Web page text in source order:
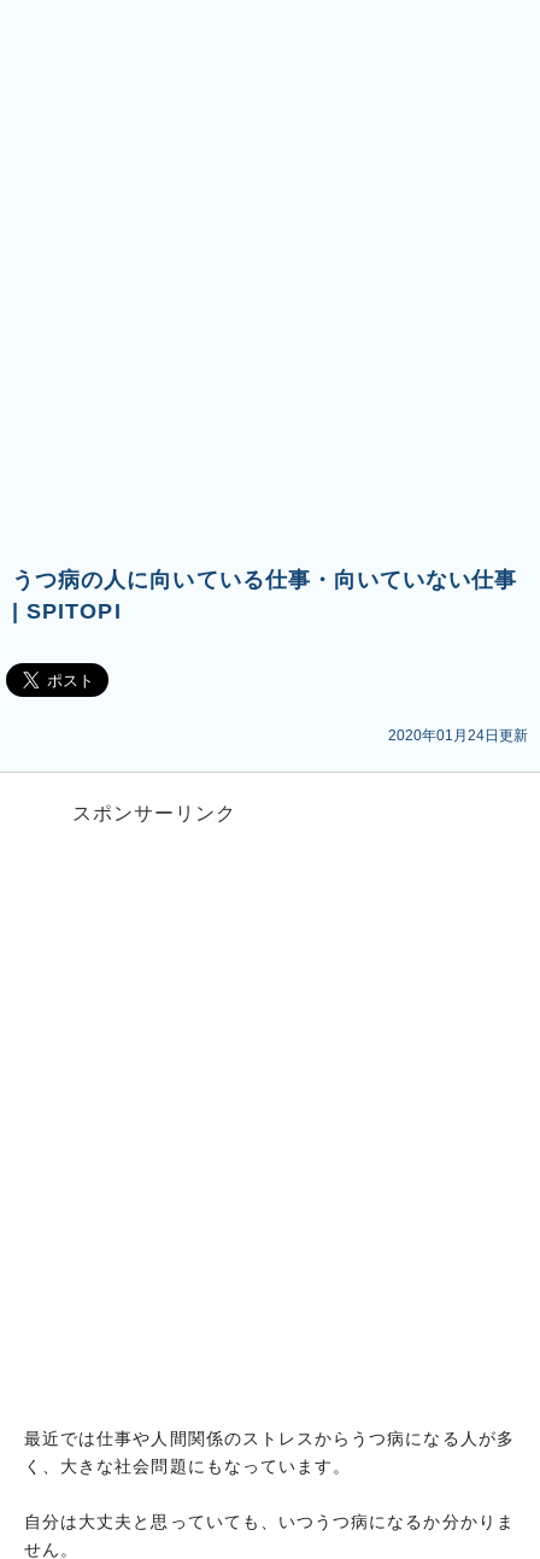
うつ病の人に向いている仕事・向いていない仕事
| SPITOPI
2020年01月24日更新
スポンサーリンク
最近では仕事や人間関係のストレスからうつ病になる人が多
く、大きな社会問題にもなっています。
自分は大丈夫と思っていても、いつうつ病になるか分かりま
せん。